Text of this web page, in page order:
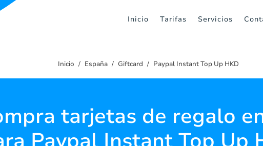
Inicio Tarifas Servicios
Inicio España Giftcard Paypal Instant Top Up HKD
tarjetas de regalo